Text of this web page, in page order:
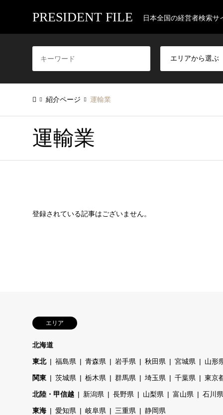
PRESIDENT FILE 日本全国の経営者検索
紹介ページ 運輸業
運輸業
登録されている記事はございません。
エリア
北海道
東北 福島県 青森県 岩手県 秋田県 宮城県 山形
関東 茨城県 栃木県 群馬県 埼玉県 千葉県 東京
北陸・甲信越 新潟県 長野県 山梨県 富山県 石川県
東海 愛知県 岐阜県 三重県 静岡県